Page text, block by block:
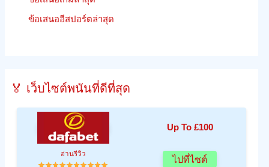
ข้อเสนออีสปอร์ตล่าสุด
🏅 เว็บไซต์พนันที่ดีที่สุด
Up To £100
อ่านรีวิว
ไปที่ไซต์